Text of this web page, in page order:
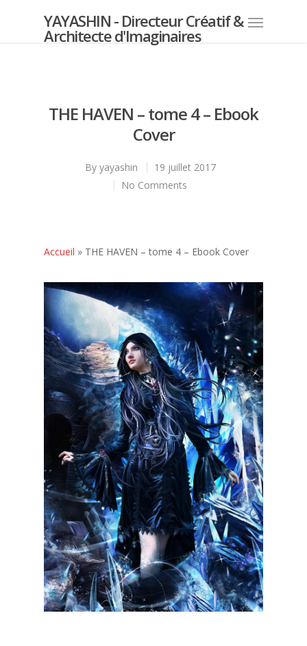
YAYASHIN - Directeur Créatif &
Architecte d'Imaginaires
THE HAVEN – tome 4 – Ebook
Cover
By yayashin
19 juillet 2017
No Comments
Accueil » THE HAVEN – tome 4 – Ebook Cover